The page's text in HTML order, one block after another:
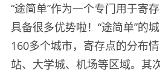
“途简单”作为一个专门用于寄
具备很多优势啦！“途简单”的
160多个城市，寄存点的分布
站、大学城、机场等区域。其